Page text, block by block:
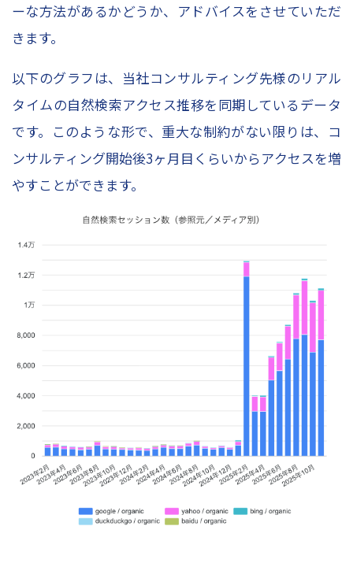
ーな方法があるかどうか、アドバイスをさせていただ
きます。
以下のグラフは、当社コンサルティング先様のリアル
タイムの自然検索アクセス推移を同期しているデータ
です。このような形で、重大な制約がない限りは、コ
ンサルティング開始後3ヶ月目くらいからアクセスを増
やすことができます。